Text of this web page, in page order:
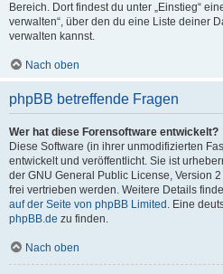
Bereich. Dort findest du unter „Einstieg“
verwalten“, über den du eine Liste deiner
verwalten kannst.
Nach oben
phpBB betreffende Fragen
Wer hat diese Forensoftware entwickelt?
Diese Software (in ihrer unmodifizierten
entwickelt und veröffentlicht. Sie ist
der GNU General Public License, Version
frei vertrieben werden. Weitere Details
auf der Seite von phpBB Limited . Eine
phpBB.de zu finden.
Nach oben